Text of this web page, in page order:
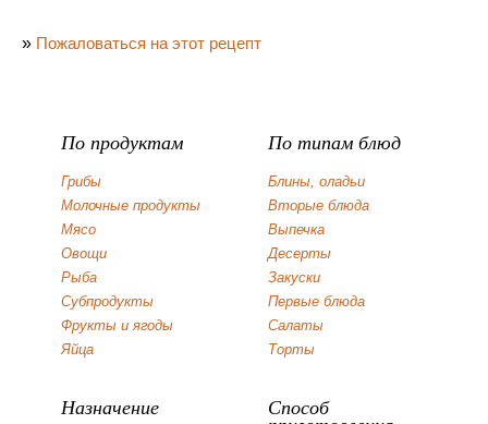
» Пожаловаться на этот рецепт
По продуктам
Грибы
Молочные продукты
Мясо
Овощи
Рыба
Субпродукты
Фрукты и ягоды
Яйца
По типам блюд
Блины, оладьи
Вторые блюда
Выпечка
Десерты
Закуски
Первые блюда
Салаты
Торты
Назначение Способ